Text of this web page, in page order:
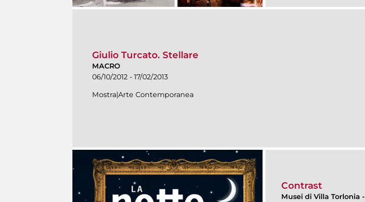
Giulio Turcato. Stellare
MACRO
06/10/2012 - 17/02/2013
Mostra|Arte Contemporanea
Contrast
Musei di Villa Torlonia -